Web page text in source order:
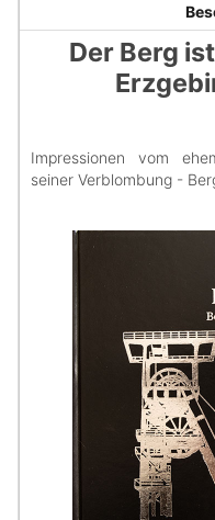
Der Berg
Impressionen vom
seiner Verblombung -